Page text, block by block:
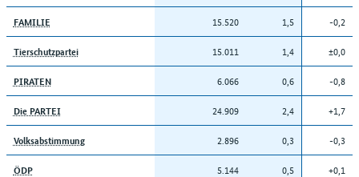
FAMILIE 15.520 1,5 -0,2
Tierschutzpartei 15.011 1,4 ±0,0
PIRATEN 6.066 0,6 -0,8
Die PARTEI 24.909 2,4 +1,7
Volksabstimmung 2.896 0,3 -0,3
ÖDP 5.144 0,5 +0,1